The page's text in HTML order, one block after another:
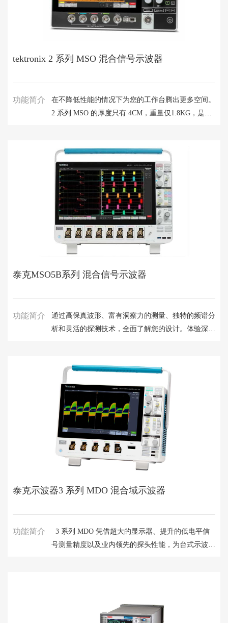
tektronix 2 系列 MSO 混合信号示波器
功能简介
在不降低性能的情况下为您的工作台腾出更多空间。
2 系列 MSO 的厚度只有 4CM，重量仅1.8KG，是一
往何处（工作台、教室或者测试现场），都可轻松携
带它。
泰克MSO5B系列 混合信号示波器
功能简介
通过高保真波形、富有洞察力的测量、独特的频谱分
析和灵活的探测技术，全面了解您的设计。体验深受
泰克示波器3 系列 MDO 混合域示波器
功能简介
3 系列 MDO 凭借超大的显示器、提升的低电平信
号测量精度以及业内领先的探头性能，为台式示波器